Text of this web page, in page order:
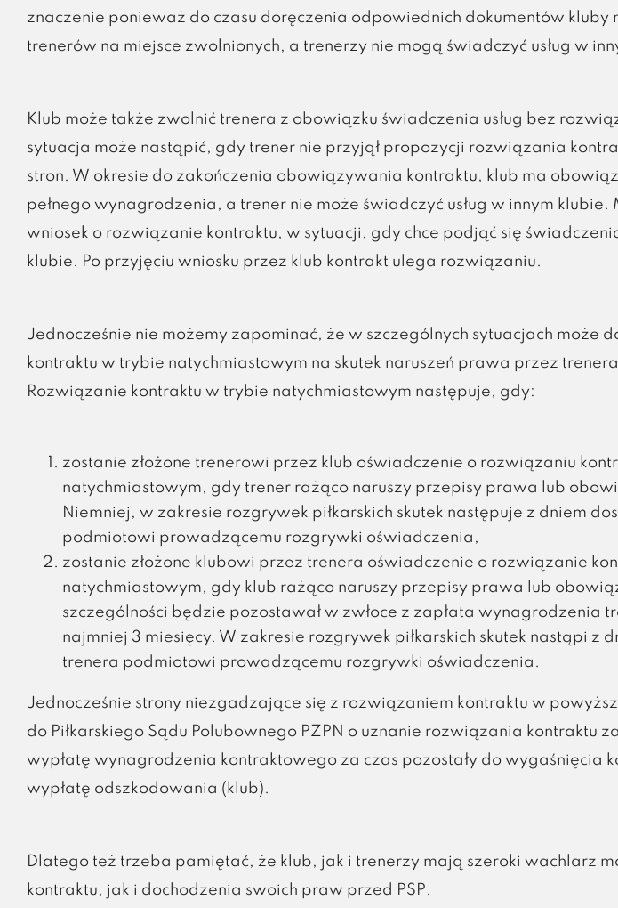
znaczenie ponieważ do czasu doręczenia odpowiednich dokumentów kluby
trenerów na miejsce zwolnionych, a trenerzy nie mogą świadczyć usług w
Klub może także zwolnić trenera z obowiązku świadczenia usług bez
sytuacja może nastąpić, gdy trener nie przyjął propozycji rozwiązania
stron. W okresie do zakończenia obowiązywania kontraktu, klub ma
pełnego wynagrodzenia, a trener nie może świadczyć usług w innym klubie.
wniosek o rozwiązanie kontraktu, w sytuacji, gdy chce podjąć się
klubie. Po przyjęciu wniosku przez klub kontrakt ulega rozwiązaniu.
Jednocześnie nie możemy zapominać, że w szczególnych sytuacjach może
kontraktu w trybie natychmiastowym na skutek naruszeń prawa przez
Rozwiązanie kontraktu w trybie natychmiastowym następuje, gdy:
zostanie złożone trenerowi przez klub oświadczenie o rozwiązaniu
natychmiastowym, gdy trener rażąco naruszy przepisy prawa lub
Niemniej, w zakresie rozgrywek piłkarskich skutek następuje z dniem
podmiotowi prowadzącemu rozgrywki oświadczenia,
zostanie złożone klubowi przez trenera oświadczenie o rozwiązanie
natychmiastowym, gdy klub rażąco naruszy przepisy prawa lub
szczególności będzie pozostawał w zwłoce z zapłata wynagrodzenia
najmniej 3 miesięcy. W zakresie rozgrywek piłkarskich skutek nastąpi z
trenera podmiotowi prowadzącemu rozgrywki oświadczenia.
Jednocześnie strony niezgadzające się z rozwiązaniem kontraktu w
do Piłkarskiego Sądu Polubownego PZPN o uznanie rozwiązania kontraktu
wypłatę wynagrodzenia kontraktowego za czas pozostały do wygaśnięcia
wypłatę odszkodowania (klub).
Dlatego też trzeba pamiętać, że klub, jak i trenerzy mają szeroki wachlarz
kontraktu, jak i dochodzenia swoich praw przed PSP.